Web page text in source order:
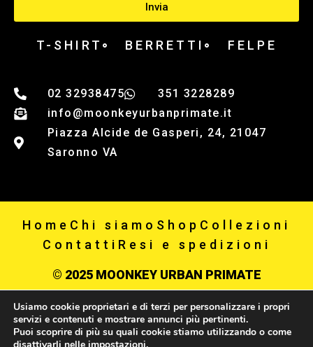
Invia
T-SHIRT BERRETTI FELPE
02 32938475
351 3228289
info@moonkeyurbanprimate.it
Piazza Alcide de Gasperi, 24, 21047
Saronno VA
Home Chi siamo Shop Collezioni
Contatti Resi e spedizioni
© 2025 MOONKEY URBAN PRIMATE
Privacy policy
P IVA 03867650123
Usiamo cookie proprietari e di terzi per personalizzare i propri
servizi e contenuti e mostrare annunci più pertinenti.
Puoi scoprire di più su quali cookie stiamo utilizzando o come